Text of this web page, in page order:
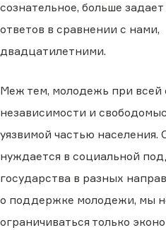
сознательное, больше
ответов в сравнении с нами,
двадцатилетними.
Меж тем, молодежь при всей
независимости и
уязвимой частью населения.
нуждается в социальной
государства в разных
о поддержке молодежи, мы
ограничиваться только